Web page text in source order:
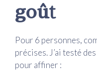
goût
Pour 6 personnes,
précises. J’ai testé
pour affiner :